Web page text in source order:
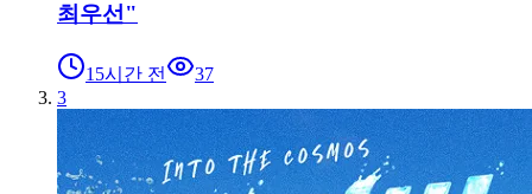
최우선"
15시간 전
37
3